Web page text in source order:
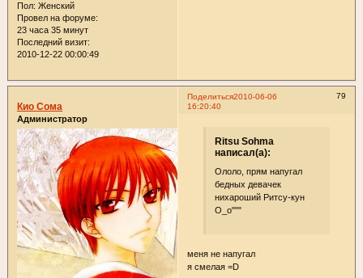
Пол: Женский
Провел на форуме:
23 часа 35 минут
Последний визит:
2010-12-22 00:00:49
Поделиться 79
2010-06-06
16:20:40
Кио Сома
Администратор
Ritsu Sohma
написал(а):
Ололо, прям напугал
бедных девачек
нихароший Ритсу-кун
О_о"""
меня не напугал
я смелая =D